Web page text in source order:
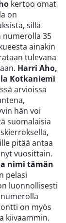
kertoo omat
on
sillä
numerolla 35
ainakin
tulevana
Harri Aho,
Kotkaniemi
arvioissa
hän voi
suomalaisia
pitää antaa
vuosittain.
nimi tämän
pelasi
luonnollisesti
on myös
kiivaammin.